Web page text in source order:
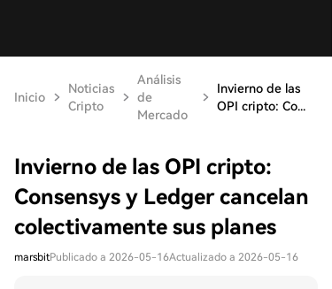
Inicio
Noticias
Cripto
Análisis
de
Mercado
Invierno de las
OPI cripto: Co...
Invierno de las OPI cripto:
Consensys y Ledger cancelan
colectivamente sus planes
marsbitPublicado a 2026-05-16Actualizado a 2026-05-16